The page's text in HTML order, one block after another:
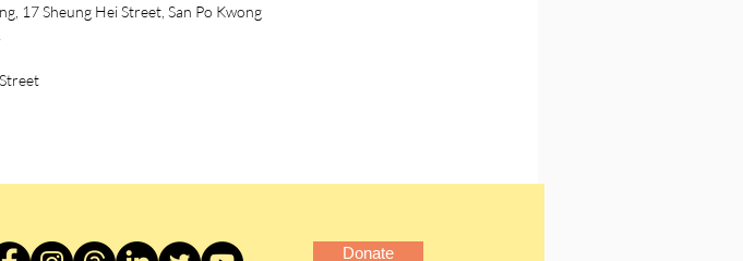
17 Sheung Hei Street, San Po Kwong
Donate